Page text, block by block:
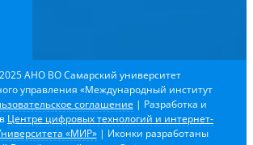
АНО ВО Самарский университет
управления «Международный институт
соглашение | Разработка и
Центре цифровых технологий и интернет-
«МИР»| Иконки разработаны